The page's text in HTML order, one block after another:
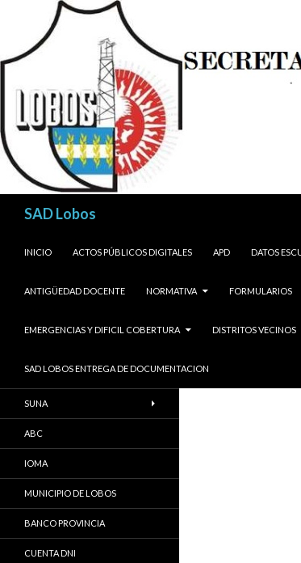
SAD Lobos
INICIO
ACTOS PÚBLICOS DIGITALES APD DATOS
ANTIGÜEDAD DOCENTE NORMATIVA FORMULARIOS
EMERGENCIAS Y DIFICIL COBERTURA DISTRITOS VECINOS
SAD LOBOS ENTREGA DE DOCUMENTACION
SUNA
ABC
IOMA
MUNICIPIO DE LOBOS
BANCO PROVINCIA
CUENTA DNI